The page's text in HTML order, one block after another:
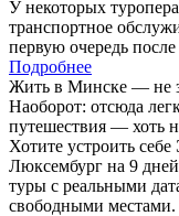
У некоторых
транспортное
первую очередь
Подробнее
Жить в Минске — не
Наоборот: отсюда
путешествия — хоть
Хотите устроить
Люксембург на 9
туры с реальными
свободными местами.